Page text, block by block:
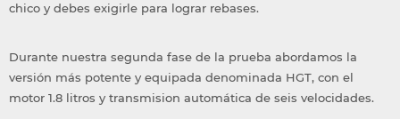
chico y debes exigirle para lograr rebases.
Durante nuestra segunda fase de la prueba abordamos la
versión más potente y equipada denominada HGT, con el
motor 1.8 litros y transmision automática de seis velocidades.